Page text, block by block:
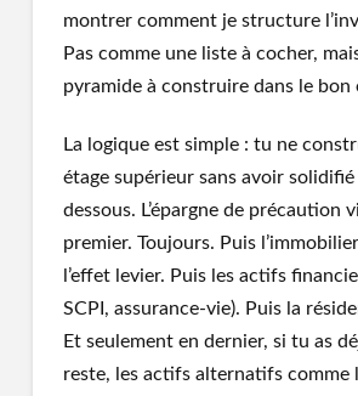
montrer comment je structure
Pas comme une liste à cocher,
pyramide à construire dans le bon
La logique est simple : tu ne
étage supérieur sans avoir
dessous. L’épargne de précaution
premier. Toujours. Puis
l’effet levier. Puis les actifs
SCPI, assurance-vie). Puis la
Et seulement en dernier, si tu as
reste, les actifs alternatifs comme